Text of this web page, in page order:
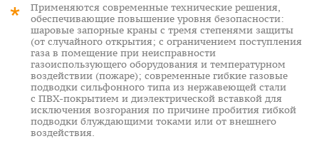
Применяются современные технические решения,
обеспечивающие повышение уровня безопасности:
шаровые запорные краны с тремя степенями защиты
(от случайного открытия; с ограничением поступления
газа в помещение при неисправности
газоиспользующего оборудования и температурном
воздействии (пожаре); современные гибкие газовые
подводки сильфонного типа из нержавеющей стали
с ПВХ-покрытием и диэлектрической вставкой для
исключения возгорания по причине пробития гибкой
подводки блуждающими токами или от внешнего
воздействия.